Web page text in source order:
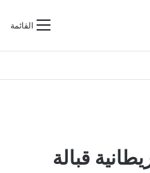
القائمةبحث عن
قبالة